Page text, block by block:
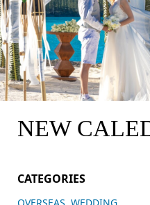
ニューカレドニア フォト
NIA PHOTO WEDDING
NEW
CATEGORIES